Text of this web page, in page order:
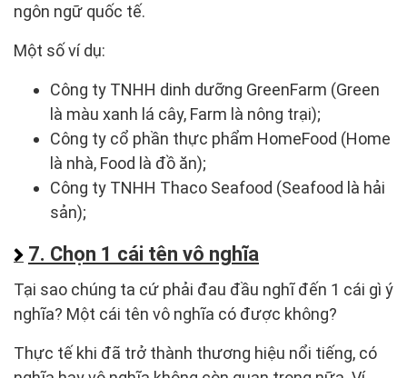
ngôn ngữ quốc tế.
Một số ví dụ:
Công ty TNHH dinh dưỡng GreenFarm (Green
là màu xanh lá cây, Farm là nông trại);
Công ty cổ phần thực phẩm HomeFood (Home
là nhà, Food là đồ ăn);
Công ty TNHH Thaco Seafood (Seafood là hải
sản);
7. Chọn 1 cái tên vô nghĩa
Tại sao chúng ta cứ phải đau đầu nghĩ đến 1 cái gì ý
nghĩa? Một cái tên vô nghĩa có được không?
Thực tế khi đã trở thành thương hiệu nổi tiếng, có